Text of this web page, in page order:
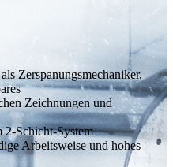
Zerspanungsmechaniker,
Zeichnungen und
2-Schicht-System
Arbeitsweise und hohes